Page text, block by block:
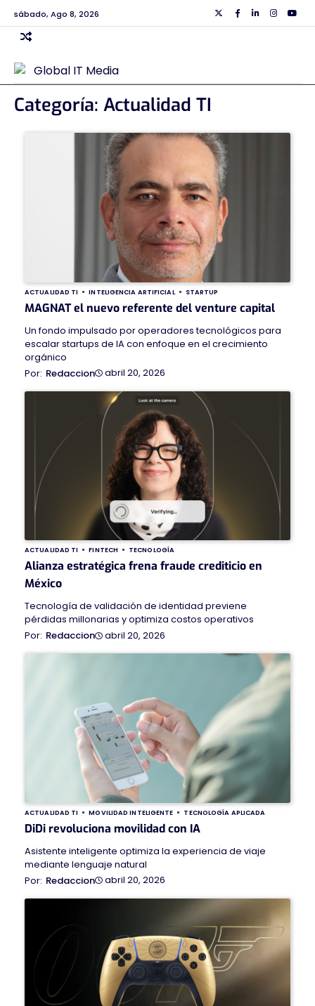
Skip
to
content
sábado, Ago 8, 2026 TwiiterFacebook
Linkedin
Categoría: Actualidad TI
ACTUALIDAD TI INTELIGENCIA ARTIFICIAL STARTUP
MAGNAT el nuevo referente del venture capital
Un fondo impulsado por operadores tecnológicos para
escalar startups de IA con enfoque en el crecimiento
orgánico
Redaccion
abril 20, 2026
ACTUALIDAD TI FINTECH TECNOLOGÍA
Alianza estratégica frena fraude crediticio en
México
Tecnología de validación de identidad previene
pérdidas millonarias y optimiza costos operativos
Redaccion
abril 20, 2026
ACTUALIDAD TI MOVILIDAD INTELIGENTE TECNOLOGÍA APLICADA
DiDi revoluciona movilidad con IA
Asistente inteligente optimiza la experiencia de viaje
mediante lenguaje natural
Redaccion
abril 20, 2026